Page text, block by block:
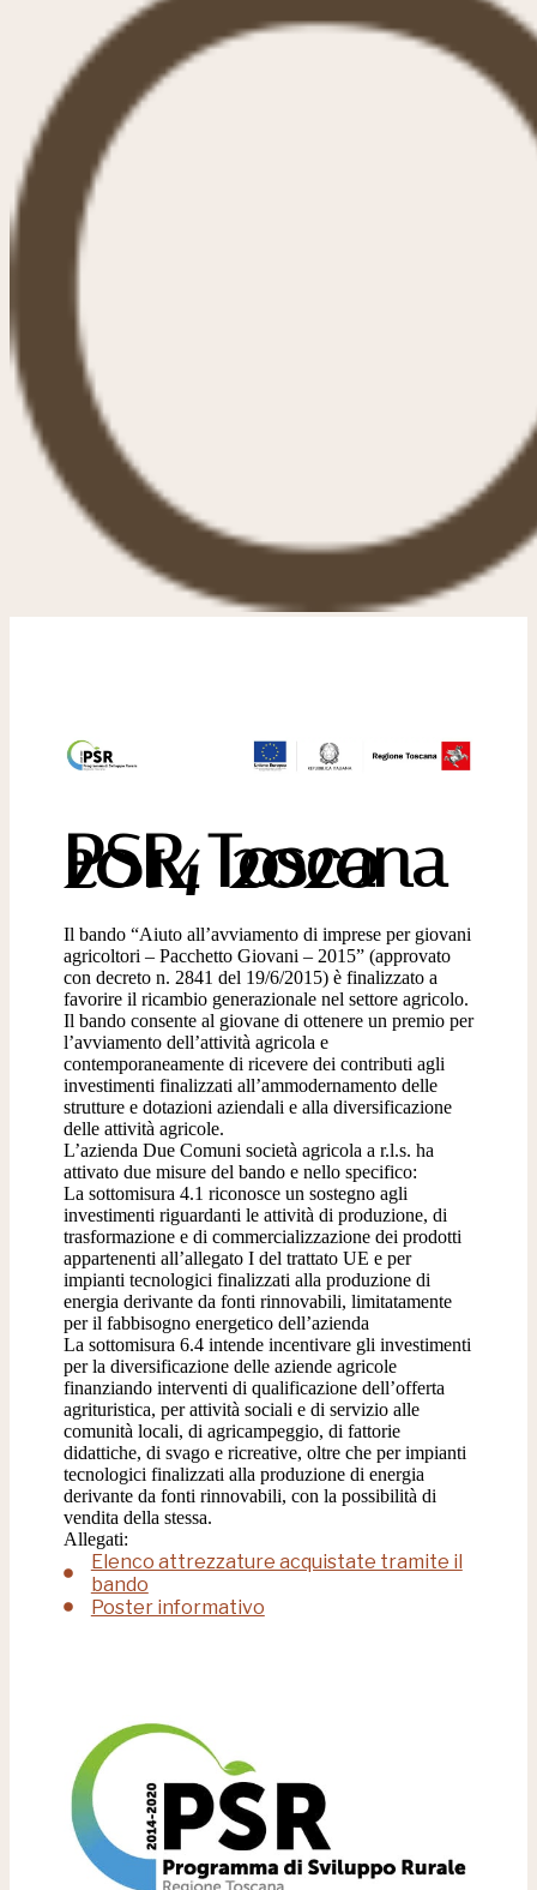
PSR Toscana 2014-2020
Il bando “Aiuto all’avviamento di imprese per giovani
agricoltori – Pacchetto Giovani – 2015” (approvato
con decreto n. 2841 del 19/6/2015) è finalizzato a
favorire il ricambio generazionale nel settore agricolo.
Il bando consente al giovane di ottenere un premio per
l’avviamento dell’attività agricola e
contemporaneamente di ricevere dei contributi agli
investimenti finalizzati all’ammodernamento delle
strutture e dotazioni aziendali e alla diversificazione
delle attività agricole.
L’azienda Due Comuni società agricola a r.l.s. ha
attivato due misure del bando e nello specifico:
La sottomisura 4.1 riconosce un sostegno agli
investimenti riguardanti le attività di produzione, di
trasformazione e di commercializzazione dei prodotti
appartenenti all’allegato I del trattato UE e per
impianti tecnologici finalizzati alla produzione di
energia derivante da fonti rinnovabili, limitatamente
per il fabbisogno energetico dell’azienda
La sottomisura 6.4 intende incentivare gli investimenti
per la diversificazione delle aziende agricole
finanziando interventi di qualificazione dell’offerta
agrituristica, per attività sociali e di servizio alle
comunità locali, di agricampeggio, di fattorie
didattiche, di svago e ricreative, oltre che per impianti
tecnologici finalizzati alla produzione di energia
derivante da fonti rinnovabili, con la possibilità di
vendita della stessa.
Allegati:
Elenco attrezzature acquistate tramite il
bando
Poster informativo